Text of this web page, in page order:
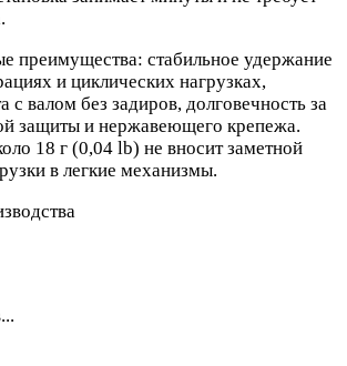
преимущества: стабильное удержание
и циклических нагрузках,
с валом без задиров, долговечность за
защиты и нержавеющего крепежа.
18 г (0,04 lb) не вносит заметной
в легкие механизмы.